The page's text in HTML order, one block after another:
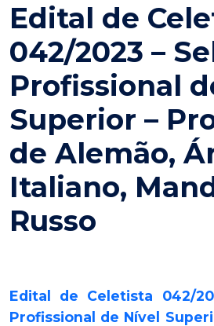
Edital de
042/2023 –
Profissional
Superior –
de Alemão,
Italiano,
Russo
Edital de Celetista 042/
Profissional de Nível